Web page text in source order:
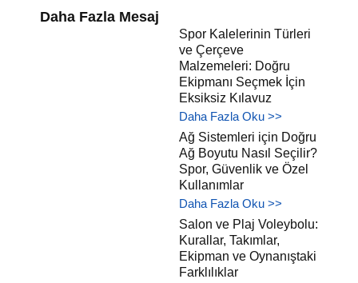
Daha Fazla Mesaj
Spor Kalelerinin Türleri
ve Çerçeve
Malzemeleri: Doğru
Ekipmanı Seçmek İçin
Eksiksiz Kılavuz
Daha Fazla Oku >>
Ağ Sistemleri için Doğru
Ağ Boyutu Nasıl Seçilir?
Spor, Güvenlik ve Özel
Kullanımlar
Daha Fazla Oku >>
Salon ve Plaj Voleybolu:
Kurallar, Takımlar,
Ekipman ve Oynanıştaki
Farklılıklar